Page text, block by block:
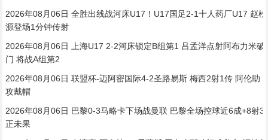
2026年08月06日 全胜出线战河床U17！U17国足2-1十人药厂U17 赵松
源登场1分钟传射
2026年08月06日 上海U17 2-2河床锁定B组第1 吕孟洋点射阿布力米破
门 将战A组第2
2026年08月06日 联盟杯-迈阿密国际4-2圣路易斯 梅西2射1传 阿伦助
攻戴帽
2026年08月06日 巴黎0-3马略卡下场战曼联 巴黎全场控球近6成+8射3
正未果